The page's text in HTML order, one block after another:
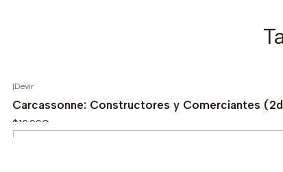
|Devir
Carcassonne: Constructores y Comerciantes
$16.990